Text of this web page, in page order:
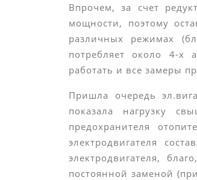
Впрочем, за счет
мощности, поэтому
различных режимах
потребляет около 4-х
работать и все замеры
Пришла очередь
показала нагрузку
предохранителя
электродвигателя
электродвигателя,
постоянной заменой